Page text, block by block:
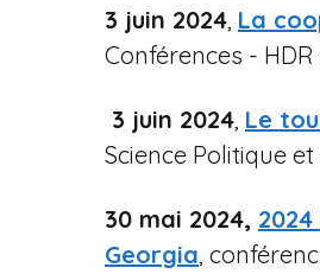
3 juin 2024, La
Conférences -
3 juin 2024, Le
Science Politique
30 mai 2024,
Georgia,